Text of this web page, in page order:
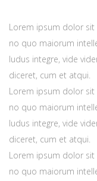
Lorem ipsum dolor sit
no quo maiorum
ludus integre, vide
diceret, cum et atqui.
Lorem ipsum dolor sit
no quo maiorum
ludus integre, vide
diceret, cum et atqui.
Lorem ipsum dolor sit
no quo maiorum